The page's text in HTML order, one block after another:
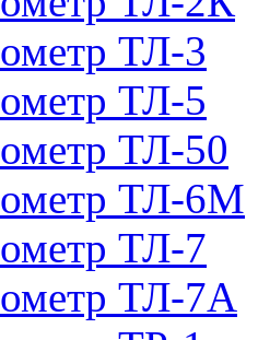
ТЛ-3
ТЛ-5
ТЛ-50
ТЛ-6М
ТЛ-7
ТЛ-7А